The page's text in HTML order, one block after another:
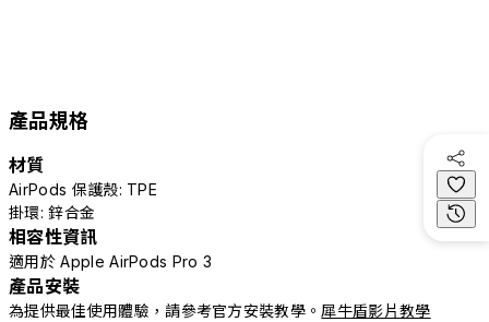
產品規格
材質
AirPods 保護殼: TPE
掛環: 鋅合金
相容性資訊
適用於 Apple AirPods Pro 3
產品安裝
為提供最佳使用體驗，請參考官方安裝教學。 犀牛盾影片教學